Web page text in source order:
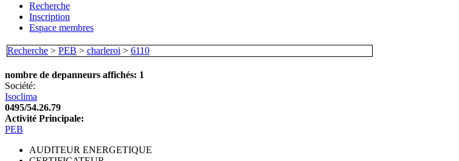
Recherche
Inscription
Espace membres
Recherche > PEB > charleroi > 6110
nombre de depanneurs affichés: 1
Société:
Isoclima
0495/54.26.79
Activité Principale:
PEB
AUDITEUR ENERGETIQUE